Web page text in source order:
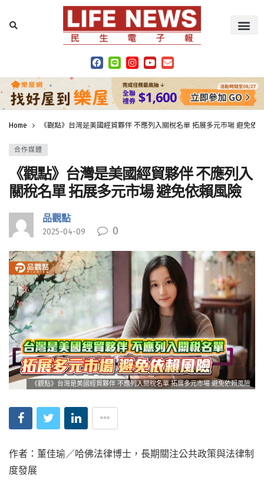
Home 《觀點》台灣是美國經貿夥伴 不應列入關稅名單 拓展多元市場 避免依
合作媒體
《觀點》台灣是美國經貿夥伴 不應列入
關稅名單 拓展多元市場 避免依賴風險
品觀點
2025-04-09 0
《觀點》台灣是美國經貿夥伴 不應列入關稅名單 拓展多元市場 避免依賴風險
作者：董佳瑜／哈佛法律博士，長期關注公共政策與法律制
度發展